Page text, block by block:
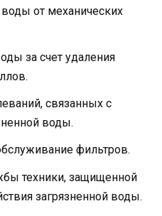
от механических
за счет удаления
связанных с
воды.
фильтров.
техники, защищенной
загрязненной воды.